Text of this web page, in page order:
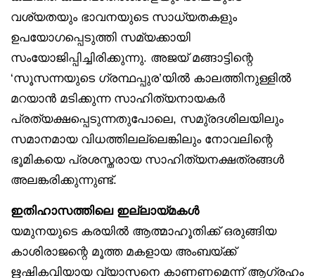
വശ്യതയും ഭാവനയുടെ സാധ്യതകളും
ഉപയോഗപ്പെടുത്തി സമ്യക്കായി
സംയോജിപ്പിച്ചിരിക്കുന്നു. അജയ് മങ്ങാട്ടിന്റെ
‘സൂസന്നയുടെ ഗ്രന്ഥപ്പുര’യിൽ കാലത്തിനുള്ളിൽ
മറയാൻ മടിക്കുന്ന സാഹിത്യനായകർ
പ്രത്യക്ഷപ്പെടുന്നതുപോലെ, സമു്രദശിലയിലും
സമാനമായ വിധത്തിലല്ലെങ്കിലും നോവലിന്റെ
ഭൂമികയെ പ്രശസ്തരായ സാഹിത്യനക്ഷത്രങ്ങൾ
അലങ്കരിക്കുന്നുണ്ട്.
ഇതിഹാസത്തിലെ ഇല്ലായ്മകൾ
യമുനയുടെ കരയിൽ ആത്മാഹൂതിക്ക് ഒരുങ്ങിയ
കാശിരാജന്റെ മൂത്ത മകളായ അംബയ്ക്ക്
ഋഷികവിയായ വ്യാസനെ കാണണമെന്ന് ആഗ്രഹം